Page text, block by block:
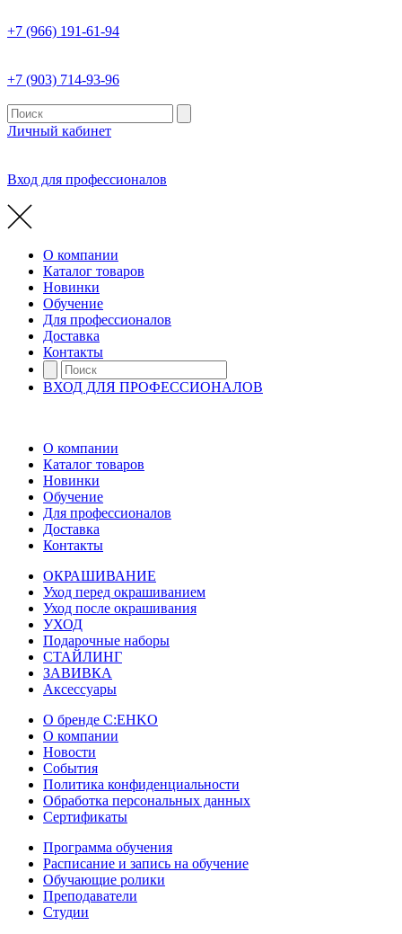
+7 (966) 191-61-94
+7 (903) 714-93-96
Личный кабинет
Вход для профессионалов
О компании
Каталог товаров
Новинки
Обучение
Для профессионалов
Доставка
Контакты
ВХОД ДЛЯ ПРОФЕССИОНАЛОВ
О компании
Каталог товаров
Новинки
Обучение
Для профессионалов
Доставка
Контакты
ОКРАШИВАНИЕ
Уход перед окрашиванием
Уход после окрашивания
УХОД
Подарочные наборы
СТАЙЛИНГ
ЗАВИВКА
Аксессуары
О бренде C:EHKO
О компании
Новости
События
Политика конфиденциальности
Обработка персональных данных
Сертификаты
Программа обучения
Расписание и запись на обучение
Обучающие ролики
Преподаватели
Студии